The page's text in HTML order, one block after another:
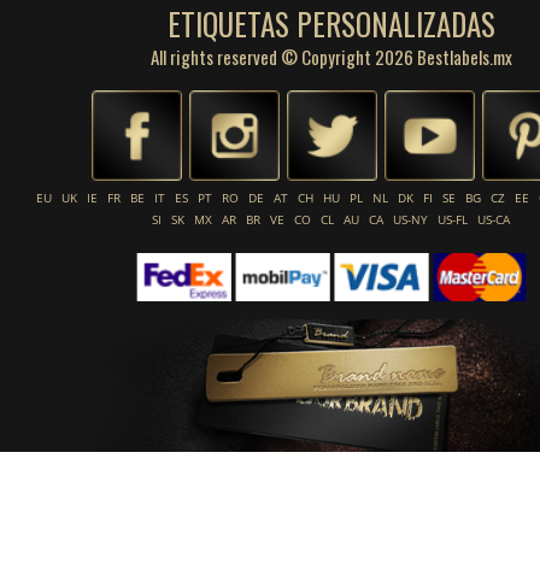
ETIQUETAS PERSONALIZADAS
All rights reserved © Copyright 2026 Bestlabels.mx
EU UK IE FR BE IT ES PT RO DE AT CH HU PL NL DK FI SE BG CZ EE
SI
SK MX AR BR VE CO CL AU CA US-NY US-FL US-CA